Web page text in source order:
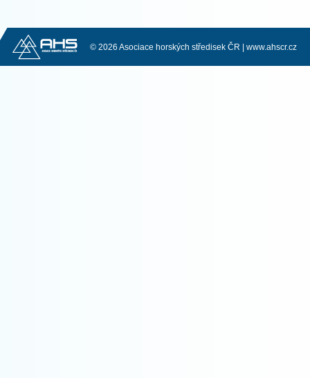
© 2026 Asociace horských středisek ČR | www.ahscr.cz